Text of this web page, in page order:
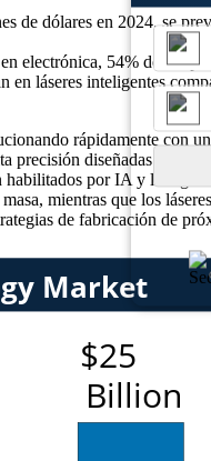
de dólares en 2024, se
electrónica, 54% de
en láseres inteligentes
rápidamente con
precisión diseñadas para
por IA y la
mientras que los
de fabricación de